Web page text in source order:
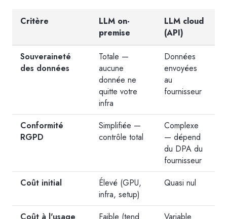
Critère
LLM on-
premise
LLM cloud
(API)
Souveraineté
des données
Totale —
aucune
donnée ne
quitte votre
infra
Données
envoyées
au
fournisseur
Conformité
RGPD
Simplifiée —
contrôle total
Complexe
— dépend
du DPA du
fournisseur
Coût initial
Élevé (GPU,
infra, setup)
Quasi nul